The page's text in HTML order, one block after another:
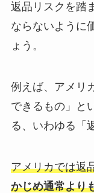
返品リスクを踏
ならないように
ょう。
例えば、アメリ
できるもの」と
る、いわゆる「
アメリカでは返
かじめ通常より